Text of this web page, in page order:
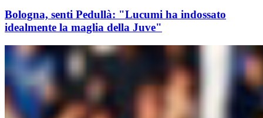
Bologna, senti Pedullà: "Lucumi ha indossato
idealmente la maglia della Juve"